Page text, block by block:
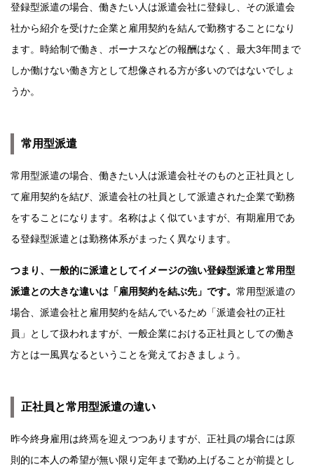
登録型派遣の場合、働きたい人は派遣会社に登録し、その派遣会
社から紹介を受けた企業と雇用契約を結んで勤務することになり
ます。時給制で働き、ボーナスなどの報酬はなく、最大3年間まで
しか働けない働き方として想像される方が多いのではないでしょ
うか。
常用型派遣
常用型派遣の場合、働きたい人は派遣会社そのものと正社員とし
て雇用契約を結び、派遣会社の社員として派遣された企業で勤務
をすることになります。名称はよく似ていますが、有期雇用であ
る登録型派遣とは勤務体系がまったく異なります。
つまり、一般的に派遣としてイメージの強い登録型派遣と常用型
派遣との大きな違いは「雇用契約を結ぶ先」です。 常用型派遣の
場合、派遣会社と雇用契約を結んでいるため「派遣会社の正社
員」として扱われますが、一般企業における正社員としての働き
方とは一風異なるということを覚えておきましょう。
正社員と常用型派遣の違い
昨今終身雇用は終焉を迎えつつありますが、正社員の場合には原
則的に本人の希望が無い限り定年まで勤め上げることが前提とし